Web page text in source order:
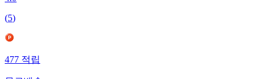
(5)
477적립